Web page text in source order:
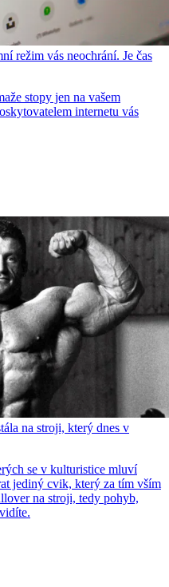
režim vás neochrání. Je čas
stopy jen na vašem
internetu vás
na stroji, který dnes v
se v kulturistice mluví
jediný cvik, který za tím vším
na stroji, tedy pohyb,